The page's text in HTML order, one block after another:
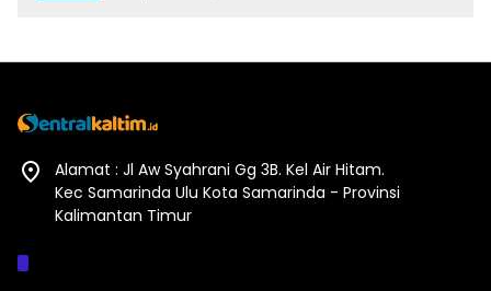
Alamat : Jl Aw Syahrani Gg 3B. Kel Air Hitam.
Kec Samarinda Ulu Kota Samarinda - Provinsi
Kalimantan Timur